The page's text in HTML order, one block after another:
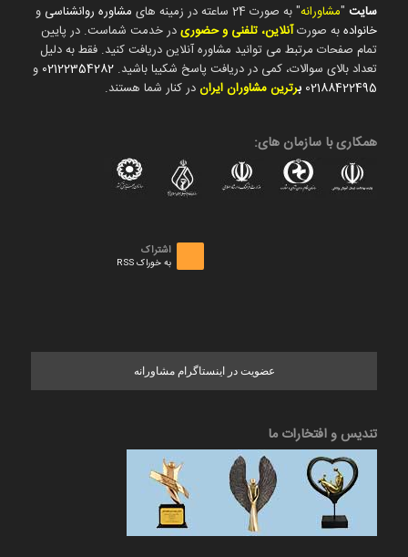
سایت"مشاورانه" به صورت 24 ساعته در زمینه های مشاوره روانشناسی و
خانوادهبه صورتآنلاین، تلفنی و حضوریدر خدمت شماست. در پایین
تمام صفحات مرتبط می توانید مشاوره آنلاین دریافت کنید. فقط به دلیل
تعداد بالای سوالات، کمی در دریافت پاسخ شکیبا باشید. 02122354282 و
02188422495 برترین مشاوران ایراندر کنار شما هستند.
همکاری با سازمان های:
اشتراک
به خوراک RSS
عضویت در اینستاگرام مشاورانه
تندیس و افتخارات ما